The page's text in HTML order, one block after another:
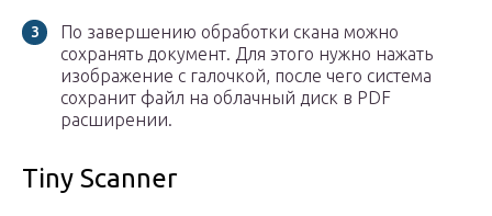
По завершению обработки скана можно
сохранять документ. Для этого нужно нажать
изображение с галочкой, после чего система
сохранит файл на облачный диск в PDF
расширении.
Tiny Scanner